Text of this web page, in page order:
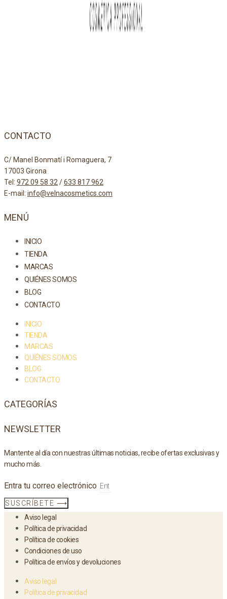
CONTACTO
C/ Manel Bonmatí i Romaguera, 7
17003 Girona
Tel: 972 09 58 32/633 817 962
E-mail: info@velnacosmetics.com
MENÚ
INICIO
TIENDA
MARCAS
QUIÉNES SOMOS
BLOG
CONTACTO
INICIO
TIENDA
MARCAS
QUIÉNES SOMOS
BLOG
CONTACTO
CATEGORÍAS
NEWSLETTER
Mantente al día con nuestras últimas noticias, recibe ofertas exclusivas y
mucho más.
Entra tu correo electrónico
SUSCRÍBETE ⟶
Aviso legal
Política de privacidad
Política de cookies
Condiciones de uso
Política de envíos y devoluciones
Aviso legal
Política de privacidad